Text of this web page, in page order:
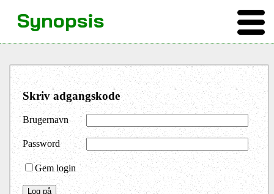
Skriv adgangskode
Brugernavn
Password
Gem login
Synopsis